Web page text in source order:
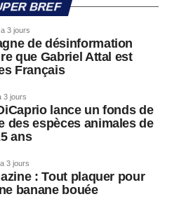
BREF
a 3 jours
de désinformation
que Gabriel Attal est
Français
3 jours
lance un fonds de
des espèces animales de
ans
a 3 jours
: Tout plaquer pour
banane bouée